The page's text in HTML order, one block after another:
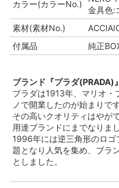
カラー(カラーNo.)
金具色:
素材(素材No.)
付属品
純正
ブランド『プラダ(PRADA)
プラダは1913年、マリオ・
ノで開業したのが始まりです
その高いクオリティはやが
用達ブランドにまでなりまし
1996年には逆三角形のロ
題となり人気を集め、ブラ
としました。